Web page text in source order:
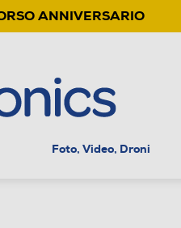
ANNIVERSARIO
Foto, Video, Droni